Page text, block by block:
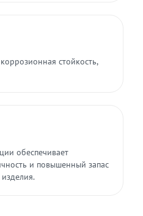
стойкость,
обеспечивает
и повышенный запас